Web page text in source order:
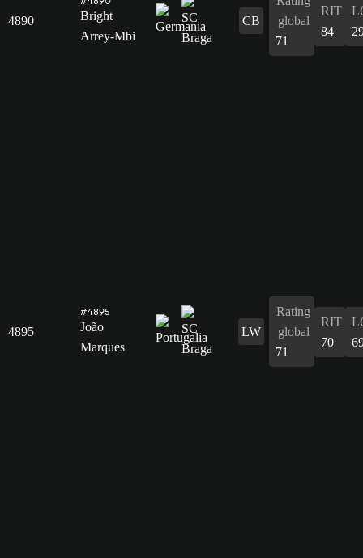
4890
Bright
Arrey-Mbi
CB
global
71
RIT
84
4895
#4895
João
Marques
LW
Rating
global
71
RIT
70